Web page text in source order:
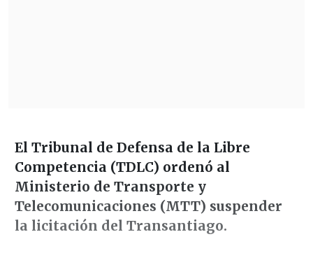
El Tribunal de Defensa de la Libre
Competencia (TDLC) ordenó al
Ministerio de Transporte y
Telecomunicaciones (MTT) suspender
la licitación del Transantiago.